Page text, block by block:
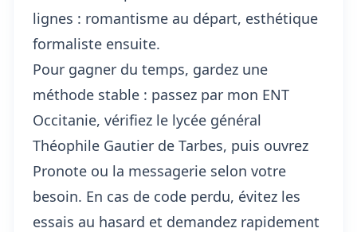
lignes : romantisme au départ, esthétique
formaliste ensuite.
Pour gagner du temps, gardez une
méthode stable : passez par mon ENT
Occitanie, vérifiez le lycée général
Théophile Gautier de Tarbes, puis ouvrez
Pronote ou la messagerie selon votre
besoin. En cas de code perdu, évitez les
essais au hasard et demandez rapidement